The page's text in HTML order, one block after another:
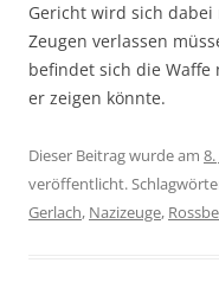
Gericht wird sich
Zeugen verlassen
befindet sich die Waffe
er zeigen könnte.
Dieser Beitrag wurde am
veröffentlicht.
Gerlach, Nazizeuge,